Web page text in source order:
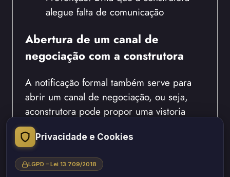
alegue falta de comunicação
Abertura de um canal de
negociação com a construtora
A notificação formal também serve para
abrir um canal de negociação, ou seja,
aconstrutora pode propor uma vistoria
própria ou um acordo para o reparo. Por
isso, esteja aberto ao diálogo, mas
mantenha-se firme em seus direitos. Desse
modo, você busca uma solução amigável.
Privacidade e Cookies
LGPD – Lei 13.709/2018